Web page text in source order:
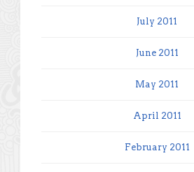
July 2011
June 2011
May 2011
April 2011
February 2011